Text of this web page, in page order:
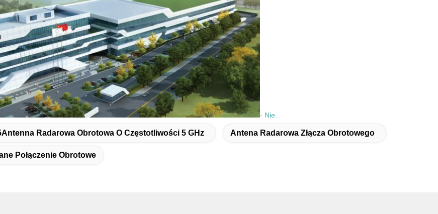
- Nie.
Radarowa Obrotowa O Częstotliwości 5 GHz Antena Radarowa Złącza Obrotowego
Połączenie Obrotowe